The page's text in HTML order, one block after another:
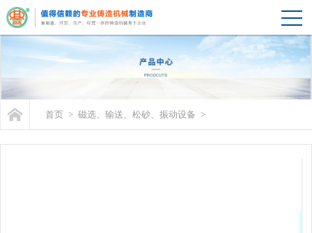
首页 > 磁选、输送、松砂、振动设备 >